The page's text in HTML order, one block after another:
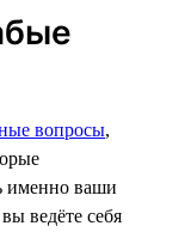
вопросы,
именно ваши
ведёте себя